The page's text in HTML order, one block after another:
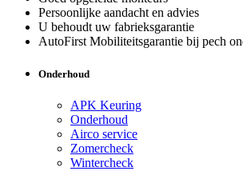
Persoonlijke aandacht en advies
U behoudt uw fabrieksgarantie
AutoFirst Mobiliteitsgarantie bij pech
Onderhoud
APK Keuring
Onderhoud
Airco service
Zomercheck
Wintercheck